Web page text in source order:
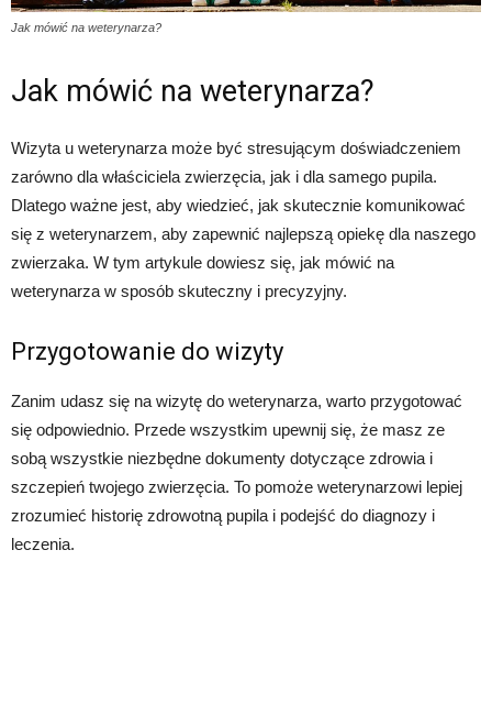
Jak mówić na weterynarza?
Jak mówić na weterynarza?
Wizyta u weterynarza może być stresującym doświadczeniem
zarówno dla właściciela zwierzęcia, jak i dla samego pupila.
Dlatego ważne jest, aby wiedzieć, jak skutecznie komunikować
się z weterynarzem, aby zapewnić najlepszą opiekę dla naszego
zwierzaka. W tym artykule dowiesz się, jak mówić na
weterynarza w sposób skuteczny i precyzyjny.
Przygotowanie do wizyty
Zanim udasz się na wizytę do weterynarza, warto przygotować
się odpowiednio. Przede wszystkim upewnij się, że masz ze
sobą wszystkie niezbędne dokumenty dotyczące zdrowia i
szczepień twojego zwierzęcia. To pomoże weterynarzowi lepiej
zrozumieć historię zdrowotną pupila i podejść do diagnozy i
leczenia.